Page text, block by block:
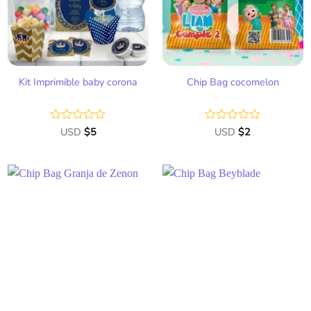
deseos
Kit Imprimible baby corona
Valorado
5
USD $5
deseos
Chip Bag cocomelon
Valorado
5
USD$2